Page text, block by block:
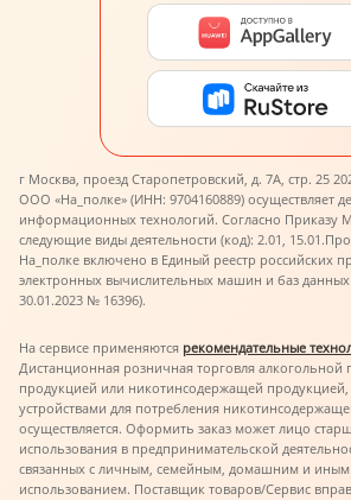
г Москва, проезд Старопетровский, д. 7А, стр. 25
ООО «На_полке» (ИНН: 9704160889) осуществляет
информационных технологий. Согласно Приказу
следующие виды деятельности (код): 2.01, 15.01.
На_полке включено в Единый реестр российских
электронных вычислительных машин и баз данных
30.01.2023 № 16396).
На сервисе применяются рекомендательные
Дистанционная розничная торговля алкогольной
продукцией или никотинсодержащей
устройствами для потребления
осуществляется. Оформить заказ может лицо
использования в предпринимательской
связанных с личным, семейным, домашним и
использованием. Поставщик товаров/Сервис